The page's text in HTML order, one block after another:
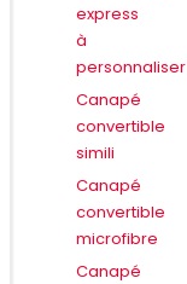
express
à
personnaliser
Canapé
convertible
simili
Canapé
convertible
microfibre
Canapé